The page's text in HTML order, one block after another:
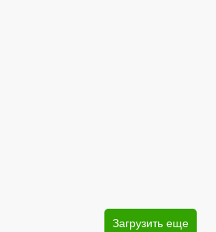
Загрузить еще